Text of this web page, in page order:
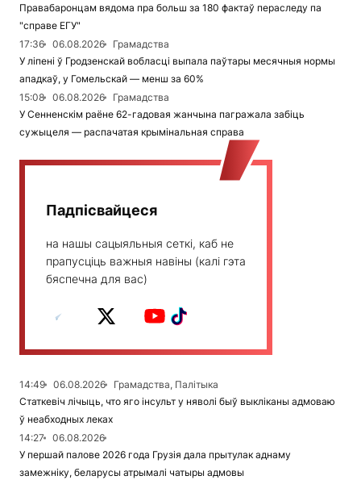
Правабаронцам вядома пра больш за 180 фактаў пераследу па
"справе ЕГУ"
17:36
06.08.2026
Грамадства
У ліпені ў Гродзенскай вобласці выпала паўтары месячныя нормы
ападкаў, у Гомельскай — менш за 60%
15:08
06.08.2026
Грамадства
У Сенненскім раёне 62-гадовая жанчына пагражала забіць
сужыцеля — распачатая крымінальная справа
Падпісвайцеся
на нашы сацыяльныя сеткі, каб не
прапусціць важныя навіны (калі гэта
бяспечна для вас)
14:49 06.08.2026
Грамадства, Палітыка
Статкевіч лічыць, что яго інсульт у няволі быў выкліканы адмоваю
ў неабходных леках
14:27
06.08.2026
У першай палове 2026 года Грузія дала прытулак аднаму
замежніку, беларусы атрымалі чатыры адмовы